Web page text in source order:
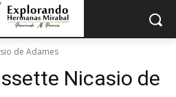
de Adames
Nicasio de